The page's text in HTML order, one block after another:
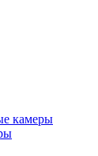
камеры